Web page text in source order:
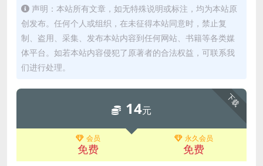
声明：本站所有文章，如无特殊说明或标注，均为本站原
创发布。任何个人或组织，在未征得本站同意时，禁止复
制、盗用、采集、发布本站内容到任何网站、书籍等各类媒
体平台。如若本站内容侵犯了原著者的合法权益，可联系我
们进行处理。
下载
14元
会员
免费
永久会员
免费